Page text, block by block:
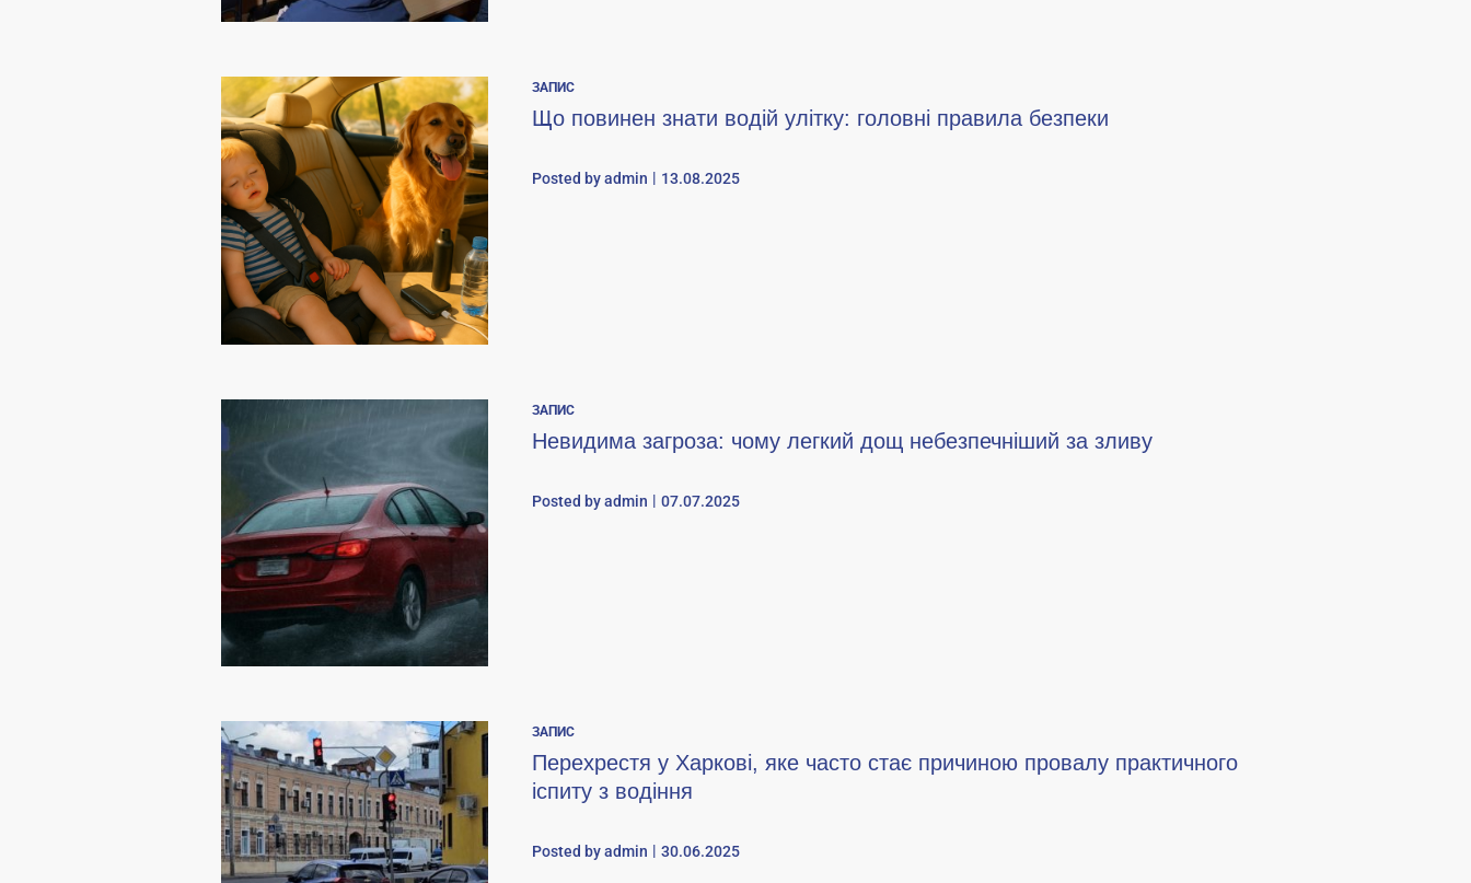
ЗАПИС
Що повинен знати водій улітку: головні правила безпеки
Posted byadmin 13.08.2025
ЗАПИС
Невидима загроза: чому легкий дощ небезпечніший за зливу
Posted byadmin 07.07.2025
ЗАПИС
Перехрестя у Харкові, яке часто стає причиною провалу практичного
іспиту з водіння
Posted byadmin 30.06.2025